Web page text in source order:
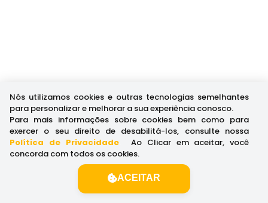
Nós utilizamos cookies e outras tecnologias semelhantes
para personalizar e melhorar a sua experiência conosco.
Para mais informações sobre cookies bem como para
exercer o seu direito de desabilitá-los, consulte nossa
Política de Privacidade.
Ao Clicar em aceitar, você
concorda com todos os cookies.
ACEITAR